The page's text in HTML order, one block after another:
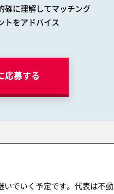
確に理解してマッチング
トをアドバイス
応募する
でいく予定です。代表は不